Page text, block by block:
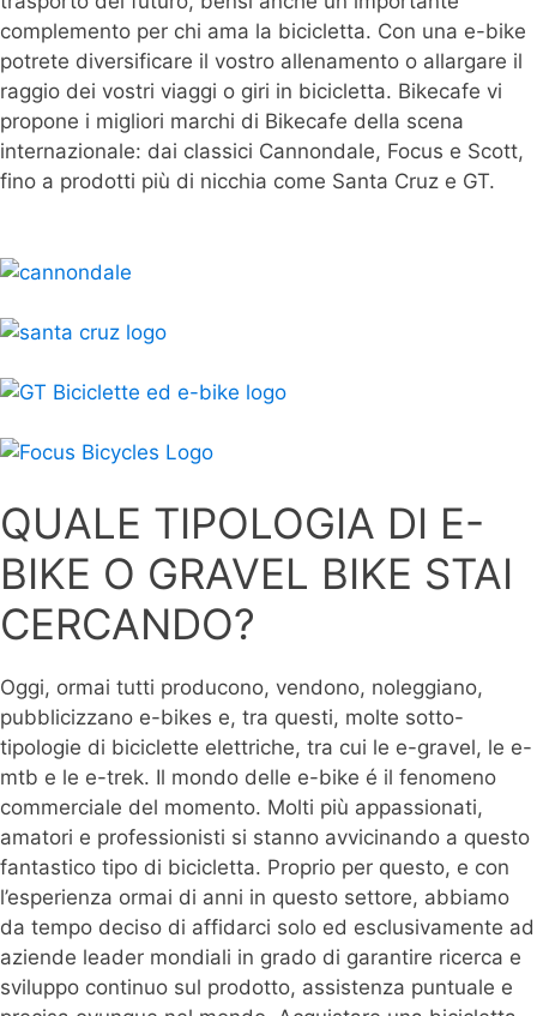
complemento per chi ama la bicicletta. Con una e-bike
potrete diversificare il vostro allenamento o allargare il
raggio dei vostri viaggi o giri in bicicletta. Bikecafe vi
propone i migliori marchi di Bikecafe della scena
internazionale: dai classici Cannondale, Focus e Scott,
fino a prodotti più di nicchia come Santa Cruz e GT.
QUALE TIPOLOGIA DI E-
BIKE O GRAVEL BIKE STAI
CERCANDO?
Oggi, ormai tutti producono, vendono, noleggiano,
pubblicizzano e-bikes e, tra questi, molte sotto-
tipologie di biciclette elettriche, tra cui le e-gravel, le e-
mtb e le e-trek. Il mondo delle e-bike é il fenomeno
commerciale del momento. Molti più appassionati,
amatori e professionisti si stanno avvicinando a questo
fantastico tipo di bicicletta. Proprio per questo, e con
l’esperienza ormai di anni in questo settore, abbiamo
da tempo deciso di affidarci solo ed esclusivamente ad
aziende leader mondiali in grado di garantire ricerca e
sviluppo continuo sul prodotto, assistenza puntuale e